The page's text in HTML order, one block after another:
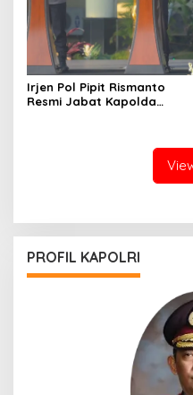
Irjen Pol Pipit Rismanto
Resmi Jabat Kapolda
PROFIL KAPOLRI